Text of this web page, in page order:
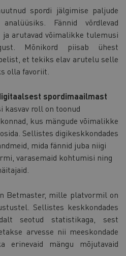
spordi jälgimise paljude
Fännid võrdlevad
ja arutavad võimalikke tulemusi
Mõnikord piisab ühest
et tekiks elav arutelu selle
olla favoriit.
spordimaailmast
kasvav roll on toonud
kus mängude võimalikke
Sellistes digikeskkondades
mida fännid juba niigi
varasemaid kohtumisi ning
Betmaster, mille platvormil on
Sellistes keskkondades
seotud statistikaga, sest
arvesse nii meeskondade
erinevaid mängu mõjutavaid